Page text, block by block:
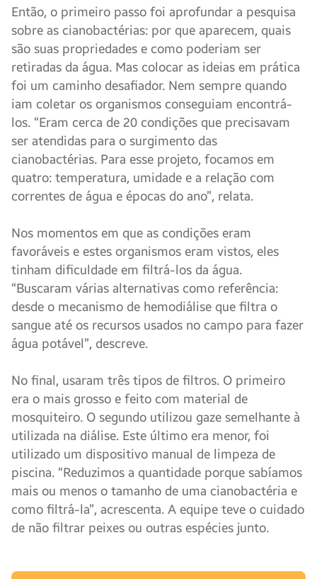
Então, o primeiro passo foi aprofundar a pesquisa
sobre as cianobactérias: por que aparecem, quais
são suas propriedades e como poderiam ser
retiradas da água. Mas colocar as ideias em prática
foi um caminho desafiador. Nem sempre quando
iam coletar os organismos conseguiam encontrá-
los. “Eram cerca de 20 condições que precisavam
ser atendidas para o surgimento das
cianobactérias. Para esse projeto, focamos em
quatro: temperatura, umidade e a relação com
correntes de água e épocas do ano”, relata.
Nos momentos em que as condições eram
favoráveis ​​e estes organismos eram vistos, eles
tinham dificuldade em filtrá-los da água.
“Buscaram várias alternativas como referência:
desde o mecanismo de hemodiálise que filtra o
sangue até os recursos usados ​​no campo para fazer
água potável”, descreve.
No final, usaram três tipos de filtros. O primeiro
era o mais grosso e feito com material de
mosquiteiro. O segundo utilizou gaze semelhante à
utilizada na diálise. Este último era menor, foi
utilizado um dispositivo manual de limpeza de
piscina. “Reduzimos a quantidade porque sabíamos
mais ou menos o tamanho de uma cianobactéria e
como filtrá-la”, acrescenta. A equipe teve o cuidado
de não filtrar peixes ou outras espécies junto.